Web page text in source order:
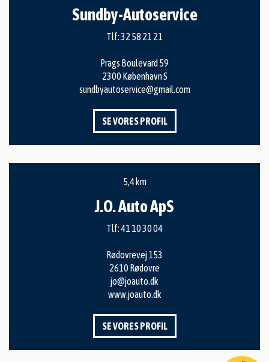
Sundby-Autoservice
Tlf:32 58 21 21
Prags Boulevard 59
2300 København S
sundbyautoservice@gmail.com
SE VORES PROFIL
5,4 km
J.O. Auto ApS
Tlf:41 10 30 04
Rødovrevej 153
2610 Rødovre
jo@joauto.dk
www.joauto.dk
SE VORES PROFIL